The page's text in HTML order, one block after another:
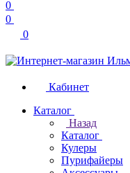
0
0
0
Кабинет
Каталог
Назад
Каталог
Кулеры
Пурифайеры